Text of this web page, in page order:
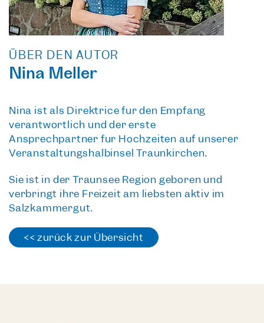
ÜBER DEN AUTOR
Nina Meller
Nina ist als Direktrice für den Empfang
verantwortlich und der erste
Ansprechpartner für Hochzeiten auf unserer
Veranstaltungshalbinsel Traunkirchen.
Sie ist in der Traunsee Region geboren und
verbringt ihre Freizeit am liebsten aktiv im
Salzkammergut.
<< zurück zur Übersicht